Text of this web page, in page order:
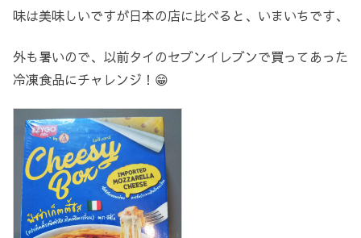
味は美味しいですが日本の店に比べると、いまいちです、
外も暑いので、以前タイのセブンイレブンで買ってあった
冷凍食品にチャレンジ！😁